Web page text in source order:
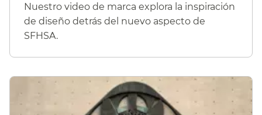
Nuestro video de marca explora la inspiración
de diseño detrás del nuevo aspecto de
SFHSA.​​